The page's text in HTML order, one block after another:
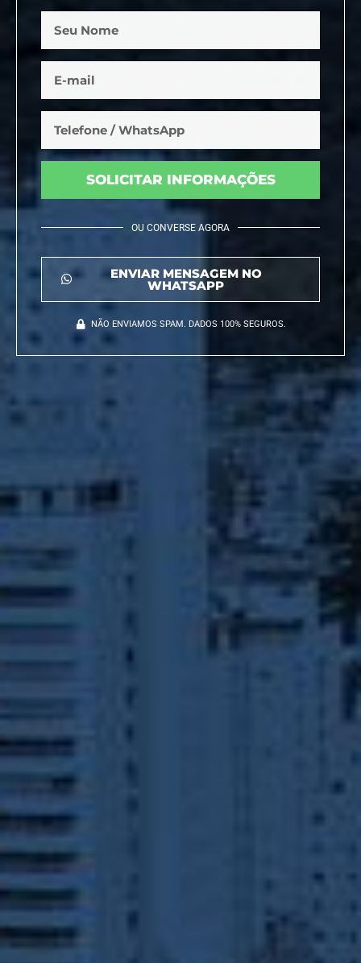
SOLICITAR INFORMAÇÕES
OU CONVERSE AGORA
ENVIAR MENSAGEM NO
WHATSAPP
NÃO ENVIAMOS SPAM. DADOS 100% SEGUROS.